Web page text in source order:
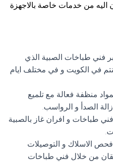
اليه من خدمات خاصة بالاجهزة
فني طباخات الصبية الذي
في الكويت و في مختلف ايام
منظفة فعالة مع تلميع
الصدأ و الرواسب.
طباخات و افران غاز بالصبية
الاسلاك و التوصيلات
اتقان من خلال فني طباخات